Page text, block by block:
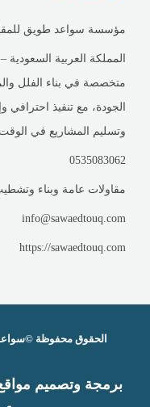
مؤسسة سواعد طويق
المملكة العربية
متخصصة في بناء الفلل
الجودة، مع تنفيذ
وتسليم المشاريع في الوقت
0535083062
مقاولات عامة وبناء
info@sawaedtouq.com
https://sawaedtouq.com
الحقوق محفوظة
برمجة وتصميم